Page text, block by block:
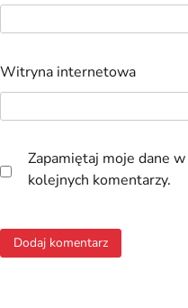
Witryna internetowa
Zapamiętaj moje dane
kolejnych komentarzy.